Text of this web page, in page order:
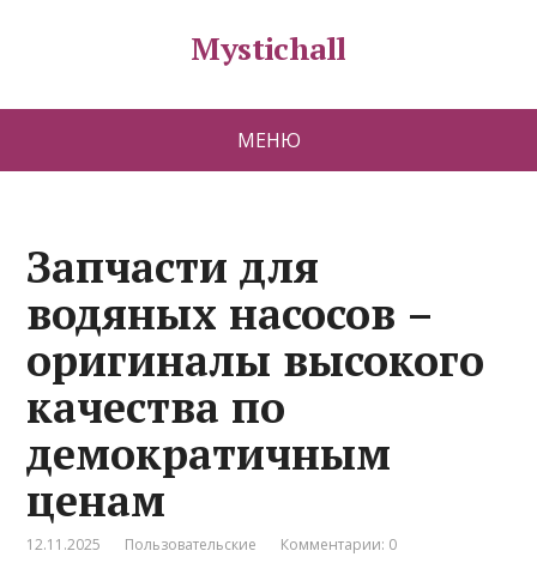
Mystichall
МЕНЮ
Запчасти для
водяных насосов –
оригиналы высокого
качества по
демократичным
ценам
12.11.2025 Пользовательские Комментарии: 0